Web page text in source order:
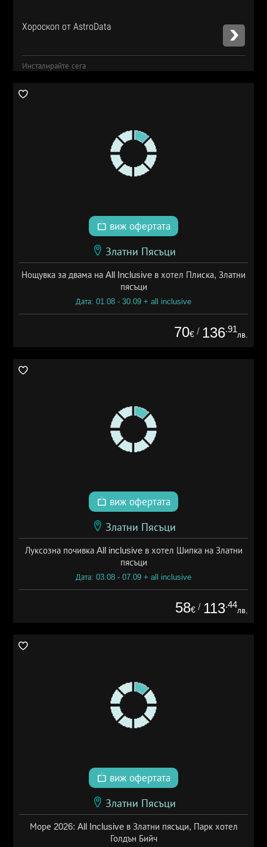
Хороскоп от AstroData
Инсталирайте сега
виж офертата
Златни Пясъци
Нощувка за двама на All Inclusive в хотел Плиска, Златни
пясъци
Дата: 01.08 - 30.09 + all inclusive
70€ / 136.91
лв.
виж офертата
Златни Пясъци
Луксозна почивка All inclusive в хотел Шипка на Златни
пясъци
Дата: 03.08 - 07.09 + all inclusive
58€ / 113.44
лв.
виж офертата
Златни Пясъци
Море 2026: All Inclusive в Златни пясъци, Парк хотел
Голдън Бийч